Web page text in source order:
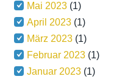
Mai 2023 (1)
April 2023 (1)
März 2023 (1)
Februar 2023 (1)
Januar 2023 (1)